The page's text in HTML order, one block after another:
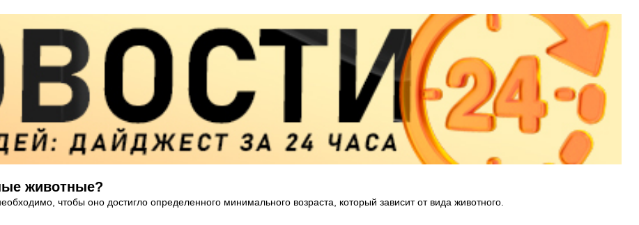
животные?
чтобы оно достигло определенного минимального возраста, который зависит от вида животного.